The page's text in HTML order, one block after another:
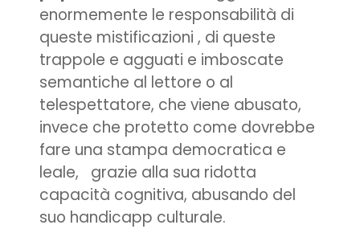
enormemente le responsabilità di
queste mistificazioni , di queste
trappole e agguati e imboscate
semantiche al lettore o al
telespettatore, che viene abusato,
invece che protetto come dovrebbe
fare una stampa democratica e
leale, grazie alla sua ridotta
capacità cognitiva, abusando del
suo handicapp culturale.